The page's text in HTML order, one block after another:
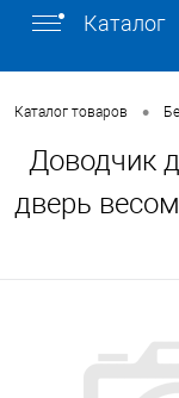
Каталог
Каталог товаров •
Доводчик
дверь